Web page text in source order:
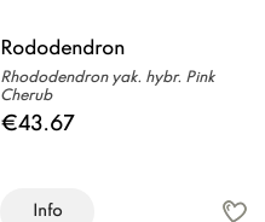
Rododendron
Rhododendron yak. hybr. Pink
Cherub
€43.67
Info